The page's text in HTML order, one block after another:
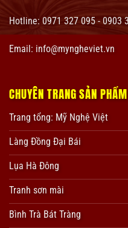
Hotline: 0971 327 095 - 0903
Email: info@myngheviet.vn
CHUYÊN TRANG SẢN PHẨM
Trang tổng: Mỹ Nghệ Việt
Làng Đồng Đại Bái
Lụa Hà Đông
Tranh sơn mài
Bình Trà Bát Tràng